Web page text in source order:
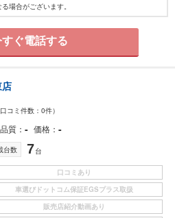
場合がございます。
すぐ電話する
口コミ件数：0件）
品質 - 価格 -
台数 7台
口コミあり
車選びドットコム保証EGSプラス取扱
販売店紹介動画あり